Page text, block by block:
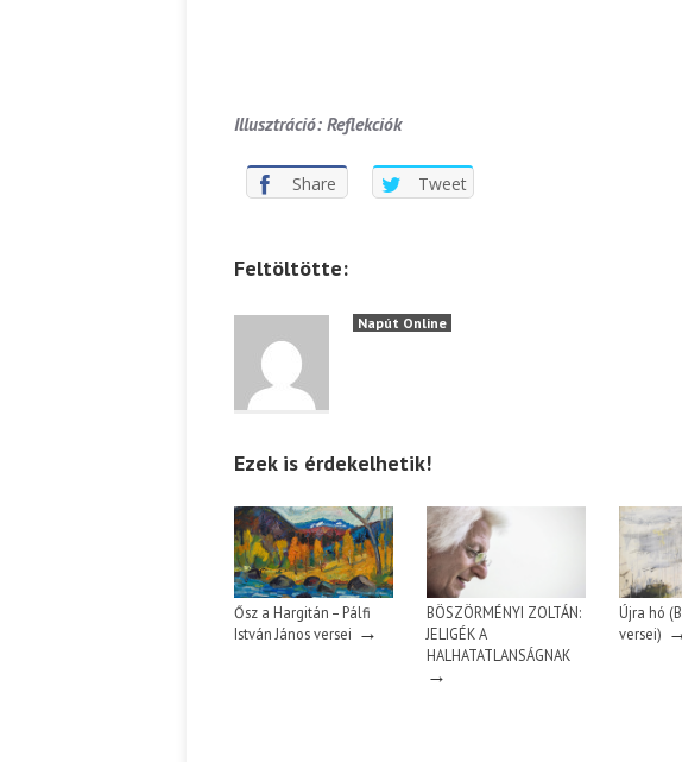
Illusztráció: Reflekciók
Share Tweet
Feltöltötte:
Napút Online
Ezek is érdekelhetik!
Ősz a Hargitán – Pálfi
István János versei →
BÖSZÖRMÉNYI ZOLTÁN:
JELIGÉK A
HALHATATLANSÁGNAK
→
Újra hó
versei)